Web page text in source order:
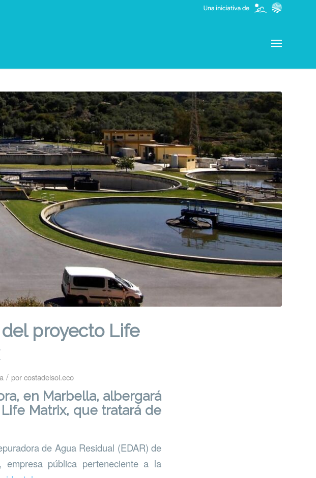
proyecto Life
/ porcostadelsol.eco
en Marbella, albergará
Matrix, que tratará de
de Agua Residual (EDAR) de
, empresa pública perteneciente a la